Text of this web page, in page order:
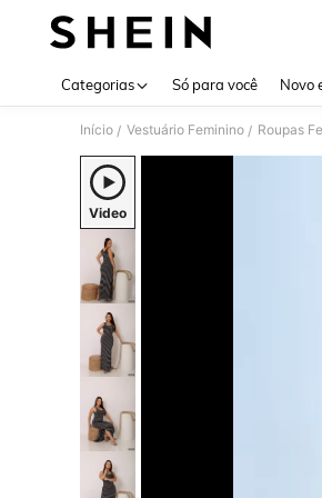
Categorias Só para você Novo
Início / Vestuário Feminino / Roupas
Video